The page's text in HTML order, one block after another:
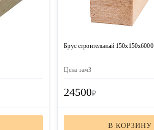
Брус строительный 150х150х6000
Цена зам3
24500₽
В КОРЗИНУ